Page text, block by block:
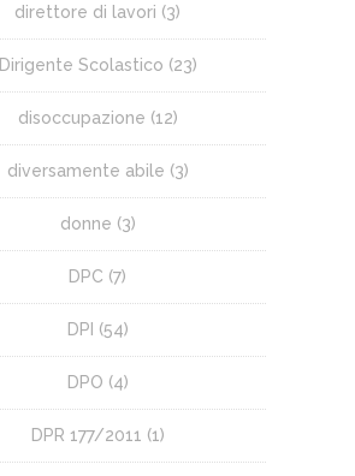
direttore di lavori (3)
Dirigente Scolastico (23)
disoccupazione (12)
diversamente abile (3)
donne (3)
DPC (7)
DPI (54)
DPO (4)
DPR 177/2011 (1)